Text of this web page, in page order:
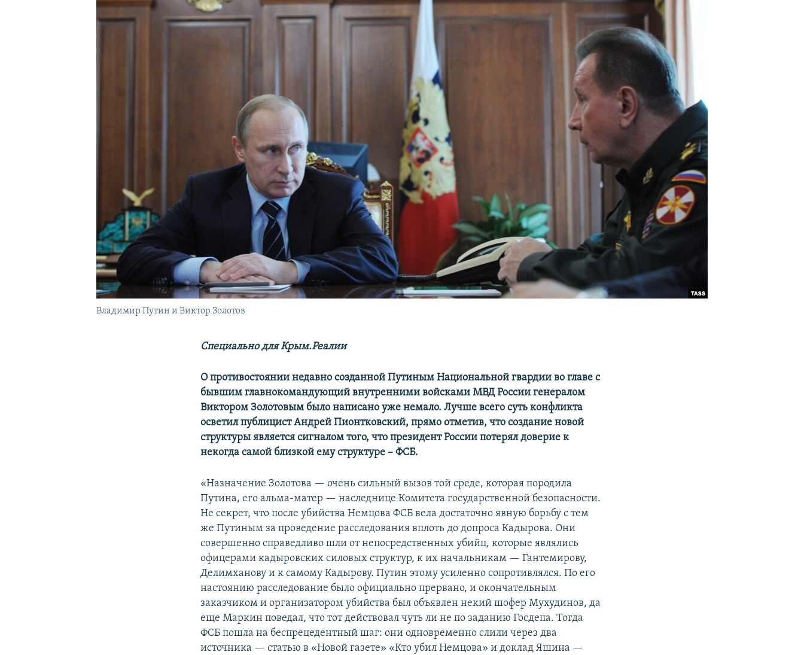
КРЫМ.НЕПОКОРЕННЫЙ
Владимир Путин и Виктор Золотов
Специально для Крым.Реалии
О противостоянии недавно созданной Путиным Национальной гвардии во главе с
бывшимглавнокомандующий внутренними войсками МВД Россиигенералом
Виктором Золотовым было написано уже немало. Лучше всего суть конфликта
осветил публицист Андрей Пионтковский, прямо отметив, что создание новой
структуры является сигналом того, что президент России потерял доверие к
некогда самой близкой ему структуре – ФСБ.
«Назначение Золотова — очень сильный вызов той среде, которая породила
Путина, его альма-матер — наследнице Комитета государственной безопасности.
Не секрет, что после убийства Немцова ФСБ вела достаточно явную борьбу с тем
же Путиным за проведение расследования вплоть до допроса Кадырова. Они
совершенно справедливо шли от непосредственных убийц, которые являлись
офицерами кадыровских силовых структур, к их начальникам — Гантемирову,
Делимханову и к самому Кадырову. Путин этому усиленно сопротивлялся. По его
настоянию расследование было официально прервано, и окончательным
заказчиком и организатором убийства был объявлен некий шофер Мухудинов, да
еще Маркин поведал, что тот действовал чуть ли не по заданию Госдепа. Тогда
ФСБ пошла на беспрецедентный шаг: они одновременно слили через два
источника — статью в «Новой газете» «Кто убил Немцова» и доклад Яшина —